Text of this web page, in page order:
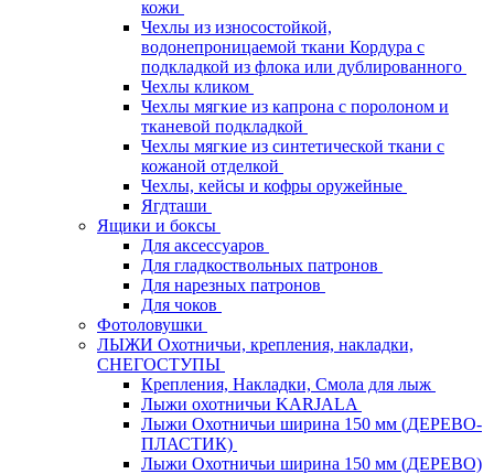
кожи
Чехлы из износостойкой,
водонепроницаемой ткани Кордура с
подкладкой из флока или дублированного
Чехлы кликом
Чехлы мягкие из капрона с поролоном и
тканевой подкладкой
Чехлы мягкие из синтетической ткани с
кожаной отделкой
Чехлы, кейсы и кофры оружейные
Ягдташи
Ящики и боксы
Для аксессуаров
Для гладкоствольных патронов
Для нарезных патронов
Для чоков
Фотоловушки
ЛЫЖИ Охотничьи, крепления, накладки,
СНЕГОСТУПЫ
Крепления, Накладки, Смола для лыж
Лыжи охотничьи KARJALA
Лыжи Охотничьи ширина 150 мм (ДЕРЕВО-
ПЛАСТИК)
Лыжи Охотничьи ширина 150 мм (ДЕРЕВО)